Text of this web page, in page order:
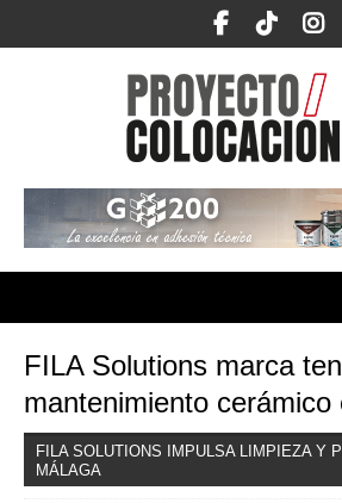
FILA Solutions marca
mantenimiento cerámico
FILA SOLUTIONS IMPULSA LIMPIEZA Y
MÁLAGA